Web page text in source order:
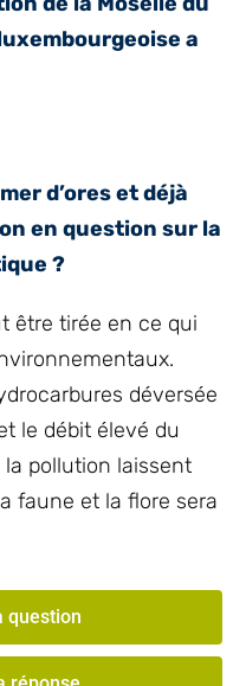
a
d’ores et déjà
en question sur la
?
être tirée en ce qui
déversée
le débit élevé du
la pollution laissent
faune et la flore sera
question